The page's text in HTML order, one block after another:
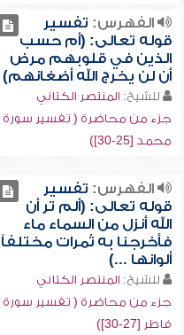
الفهرس: تفسير
قوله تعالى: (أم حسب
الذين في قلوبهم مرض
أن لن يخرج الله أضغانهم)
للشيخ: المنتصر الكتاني
جزء من محاضرة ( تفسير سورة
محمد [25-30])
الفهرس: تفسير
قوله تعالى: (ألم تر أن
الله أنزل من السماء ماء
فأخرجنا به ثمرات مختلفاً
ألوانها ...)
للشيخ: المنتصر الكتاني
جزء من محاضرة ( تفسير سورة
فاطر [27-30])